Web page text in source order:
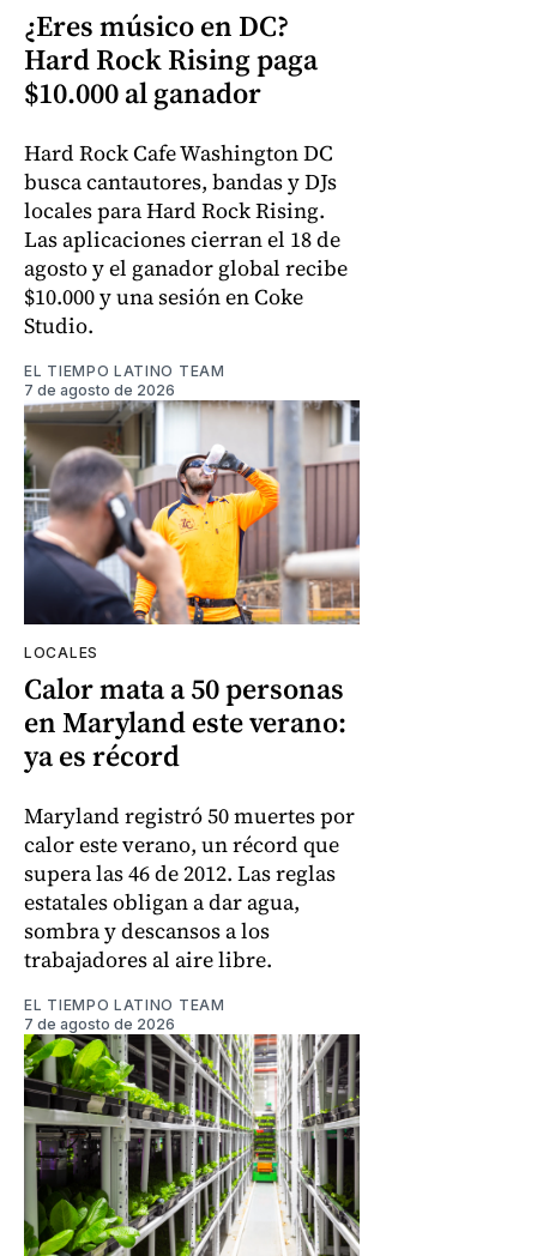
¿Eres músico en DC?
Hard Rock Rising paga
$10.000 al ganador
Hard Rock Cafe Washington DC
busca cantautores, bandas y DJs
locales para Hard Rock Rising.
Las aplicaciones cierran el 18 de
agosto y el ganador global recibe
$10.000 y una sesión en Coke
Studio.
EL TIEMPO LATINO TEAM
7 de agosto de 2026
LOCALES
Calor mata a 50 personas
en Maryland este verano:
ya es récord
Maryland registró 50 muertes por
calor este verano, un récord que
supera las 46 de 2012. Las reglas
estatales obligan a dar agua,
sombra y descansos a los
trabajadores al aire libre.
EL TIEMPO LATINO TEAM
7 de agosto de 2026